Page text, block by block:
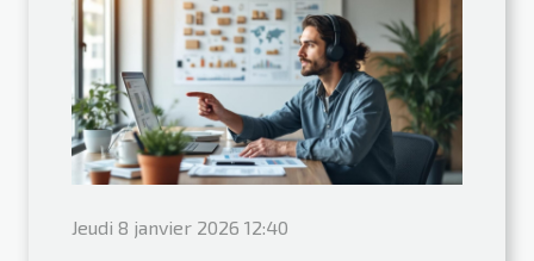
Jeudi 8 janvier 2026 12:40